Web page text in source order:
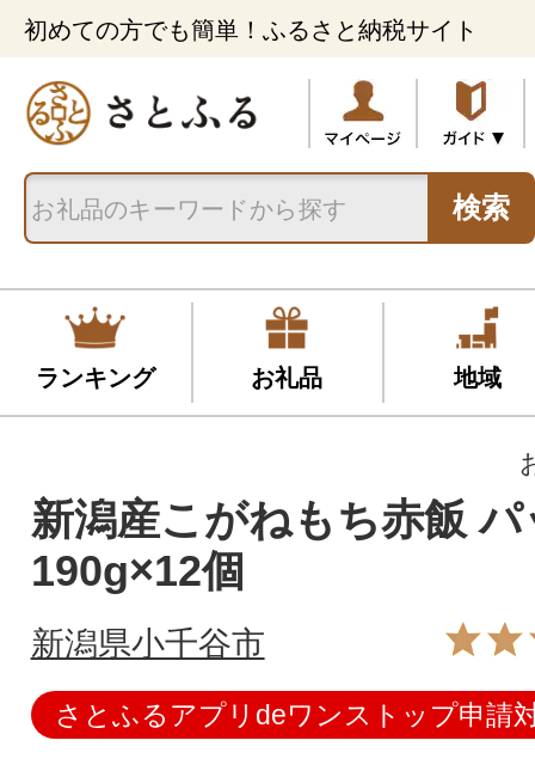
初めての方でも簡単！ふるさと納税サイト
検索
ランキング お礼品 地域
新潟産こがねもち赤飯
190g×12個
新潟県小千谷市
さとふるアプリdeワンストップ申請